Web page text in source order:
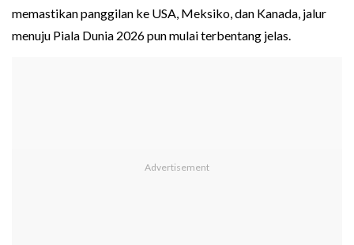
memastikan panggilan ke USA, Meksiko, dan Kanada, jalur
menuju Piala Dunia 2026 pun mulai terbentang jelas.